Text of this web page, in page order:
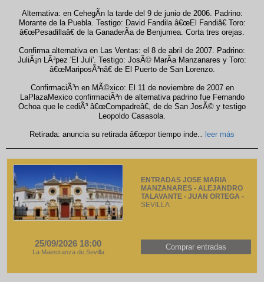
Alternativa: en CehegÃ­n la tarde del 9 de junio de 2006. Padrino:
Morante de la Puebla. Testigo: David Fandila â€œEl Fandiâ€ Toro:
â€œPesadillaâ€ de la GanaderÃ­a de Benjumea. Corta tres orejas.
Confirma alternativa en Las Ventas: el 8 de abril de 2007. Padrino:
JuliÃ¡n LÃ³pez 'El Juli'. Testigo: JosÃ© MarÃ­a Manzanares y Toro:
â€œMariposÃ³nâ€ de El Puerto de San Lorenzo.
ConfirmaciÃ³n en MÃ©xico: El 11 de noviembre de 2007 en
LaPlazaMexico confirmaciÃ³n de alternativa padrino fue Fernando
Ochoa que le cediÃ³ â€œCompadreâ€, de de San JosÃ© y testigo
Leopoldo Casasola.
Retirada: anuncia su retirada â€œpor tiempo inde leer más
ENTRADAS JOSE MARIA
MANZANARES - ALEJANDRO
TALAVANTE - JUAN ORTEGA -
SEVILLA
25/09/2026 18:00
La Maestranza de Sevilla
Comprar entradas